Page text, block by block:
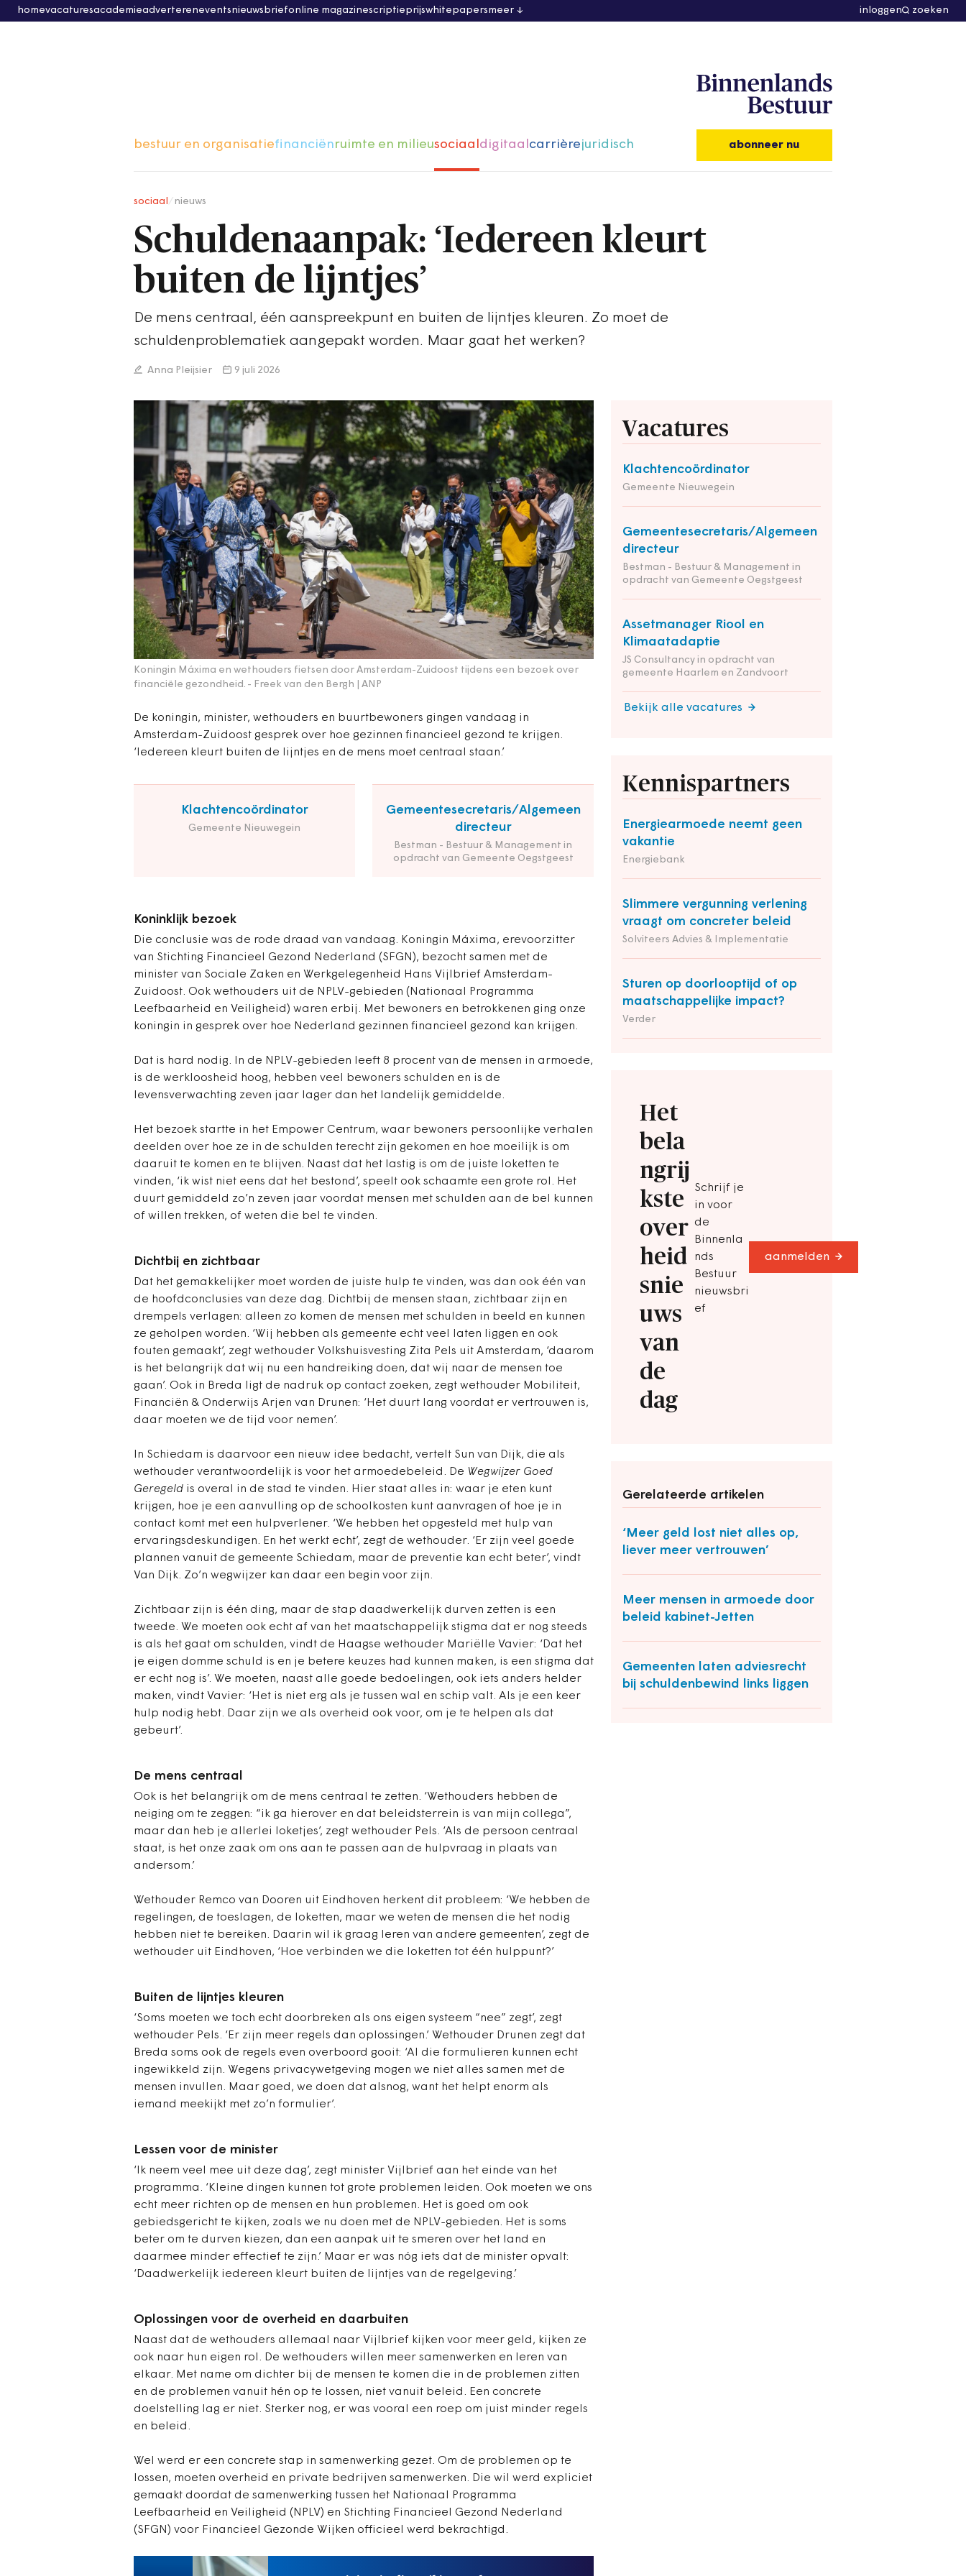
homevacaturesacademieadvertereneventsnieuwsbriefonline magazinescriptieprijswhitepapersmeer inloggen zoeken
bestuur en organisatiefinanciënruimte en milieusociaaldigitaalcarrièrejuridisch abonneer nu
sociaal nieuws
Schuldenaanpak: ‘Iedereen kleurt
buiten de lijntjes’
De mens centraal, één aanspreekpunt en buiten de lijntjes kleuren. Zo moet de
schuldenproblematiek aangepakt worden. Maar gaat het werken?
Anna Pleijsier 9 juli 2026
Koningin Máxima en wethouders fietsen door Amsterdam-Zuidoost tijdens een bezoek over
financiële gezondheid. - Freek van den Bergh | ANP
De koningin, minister, wethouders en buurtbewoners gingen vandaag in
Amsterdam-Zuidoost gesprek over hoe gezinnen financieel gezond te krijgen.
‘Iedereen kleurt buiten de lijntjes en de mens moet centraal staan.’
Klachtencoördinator
Gemeente Nieuwegein
Gemeentesecretaris/Algemeen
directeur
Bestman - Bestuur & Management in
opdracht van Gemeente Oegstgeest
Koninklijk bezoek
Die conclusie was de rode draad van vandaag. Koningin Máxima, erevoorzitter
van Stichting Financieel Gezond Nederland (SFGN), bezocht samen met de
minister van Sociale Zaken en Werkgelegenheid Hans Vijlbrief Amsterdam-
Zuidoost. Ook wethouders uit de NPLV-gebieden (Nationaal Programma
Leefbaarheid en Veiligheid) waren erbij. Met bewoners en betrokkenen ging onze
koningin in gesprek over hoe Nederland gezinnen financieel gezond kan krijgen.
Vacatures
Klachtencoördinator
Gemeente Nieuwegein
Gemeentesecretaris/Algemeen
directeur
Bestman - Bestuur & Management in
opdracht van Gemeente Oegstgeest
Assetmanager Riool en
Klimaatadaptie
JS Consultancy in opdracht van
gemeente Haarlem en Zandvoort
Bekijk alle vacatures
Kennispartners
Energiearmoede neemt geen
vakantie
Energiebank
Slimmere vergunning verlening
vraagt om concreter beleid
Solviteers Advies & Implementatie
Sturen op doorlooptijd of op
maatschappelijke impact?
Verder
Het
bela
ngrij
kste
over
heid
snie
uws
van
de
dag
Schrijf je
in voor
de
Binnenla
nds
Bestuur
nieuwsbri
ef
aanmelden
Gerelateerde artikelen
‘Meer geld lost niet alles op,
liever meer vertrouwen’
Meer mensen in armoede door
beleid kabinet-Jetten
Gemeenten laten adviesrecht
bij schuldenbewind links liggen
Dat is hard nodig. In de NPLV-gebieden leeft 8 procent van de mensen in armoede,
is de werkloosheid hoog, hebben veel bewoners schulden en is de
levensverwachting zeven jaar lager dan het landelijk gemiddelde.
Het bezoek startte in het Empower Centrum, waar bewoners persoonlijke verhalen
deelden over hoe ze in de schulden terecht zijn gekomen en hoe moeilijk is om
daaruit te komen en te blijven. Naast dat het lastig is om de juiste loketten te
vinden, ‘ik wist niet eens dat het bestond’, speelt ook schaamte een grote rol. Het
duurt gemiddeld zo’n zeven jaar voordat mensen met schulden aan de bel kunnen
of willen trekken, of weten die bel te vinden.
Dichtbij en zichtbaar
Dat het gemakkelijker moet worden de juiste hulp te vinden, was dan ook één van
de hoofdconclusies van deze dag. Dichtbij de mensen staan, zichtbaar zijn en
drempels verlagen: alleen zo komen de mensen met schulden in beeld en kunnen
ze geholpen worden. ‘Wij hebben als gemeente echt veel laten liggen en ook
fouten gemaakt’, zegt wethouder Volkshuisvesting Zita Pels uit Amsterdam, ‘daarom
is het belangrijk dat wij nu een handreiking doen, dat wij naar de mensen toe
gaan’. Ook in Breda ligt de nadruk op contact zoeken, zegt wethouder Mobiliteit,
Financiën & Onderwijs Arjen van Drunen: ‘Het duurt lang voordat er vertrouwen is,
daar moeten we de tijd voor nemen’.
In Schiedam is daarvoor een nieuw idee bedacht, vertelt Sun van Dijk, die als
wethouder verantwoordelijk is voor het armoedebeleid. De Wegwijzer Goed
Geregeld is overal in de stad te vinden. Hier staat alles in: waar je eten kunt
krijgen, hoe je een aanvulling op de schoolkosten kunt aanvragen of hoe je in
contact komt met een hulpverlener. ‘We hebben het opgesteld met hulp van
ervaringsdeskundigen. En het werkt echt’, zegt de wethouder. ‘Er zijn veel goede
plannen vanuit de gemeente Schiedam, maar de preventie kan echt beter’, vindt
Van Dijk. Zo’n wegwijzer kan daar een begin voor zijn.
Zichtbaar zijn is één ding, maar de stap daadwerkelijk durven zetten is een
tweede. We moeten ook echt af van het maatschappelijk stigma dat er nog steeds
is als het gaat om schulden, vindt de Haagse wethouder Mariëlle Vavier: ‘Dat het
je eigen domme schuld is en je betere keuzes had kunnen maken, is een stigma dat
er echt nog is’. We moeten, naast alle goede bedoelingen, ook iets anders helder
maken, vindt Vavier: ‘Het is niet erg als je tussen wal en schip valt. Als je een keer
hulp nodig hebt. Daar zijn we als overheid ook voor, om je te helpen als dat
gebeurt’.
De mens centraal
Ook is het belangrijk om de mens centraal te zetten. ‘Wethouders hebben de
neiging om te zeggen: “ik ga hierover en dat beleidsterrein is van mijn collega”,
maar dan heb je allerlei loketjes’, zegt wethouder Pels. ‘Als de persoon centraal
staat, is het onze zaak om ons aan te passen aan de hulpvraag in plaats van
andersom.’
Wethouder Remco van Dooren uit Eindhoven herkent dit probleem: ‘We hebben de
regelingen, de toeslagen, de loketten, maar we weten de mensen die het nodig
hebben niet te bereiken. Daarin wil ik graag leren van andere gemeenten’, zegt de
wethouder uit Eindhoven, ‘Hoe verbinden we die loketten tot één hulppunt?’
Buiten de lijntjes kleuren
‘Soms moeten we toch echt doorbreken als ons eigen systeem “nee” zegt’, zegt
wethouder Pels. ‘Er zijn meer regels dan oplossingen.’ Wethouder Drunen zegt dat
Breda soms ook de regels even overboord gooit: ‘Al die formulieren kunnen echt
ingewikkeld zijn. Wegens privacywetgeving mogen we niet alles samen met de
mensen invullen. Maar goed, we doen dat alsnog, want het helpt enorm als
iemand meekijkt met zo’n formulier’.
Lessen voor de minister
‘Ik neem veel mee uit deze dag’, zegt minister Vijlbrief aan het einde van het
programma. ‘Kleine dingen kunnen tot grote problemen leiden. Ook moeten we ons
echt meer richten op de mensen en hun problemen. Het is goed om ook
gebiedsgericht te kijken, zoals we nu doen met de NPLV-gebieden. Het is soms
beter om te durven kiezen, dan een aanpak uit te smeren over het land en
daarmee minder effectief te zijn.’ Maar er was nóg iets dat de minister opvalt:
‘Daadwerkelijk iedereen kleurt buiten de lijntjes van de regelgeving.’
Oplossingen voor de overheid en daarbuiten
Naast dat de wethouders allemaal naar Vijlbrief kijken voor meer geld, kijken ze
ook naar hun eigen rol. De wethouders willen meer samenwerken en leren van
elkaar. Met name om dichter bij de mensen te komen die in de problemen zitten
en de problemen vanuit hén op te lossen, niet vanuit beleid. Een concrete
doelstelling lag er niet. Sterker nog, er was vooral een roep om juist minder regels
en beleid.
Wel werd er een concrete stap in samenwerking gezet. Om de problemen op te
lossen, moeten overheid en private bedrijven samenwerken. Die wil werd expliciet
gemaakt doordat de samenwerking tussen het Nationaal Programma
Leefbaarheid en Veiligheid (NPLV) en Stichting Financieel Gezond Nederland
(SFGN) voor Financieel Gezonde Wijken officieel werd bekrachtigd.